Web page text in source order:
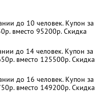
до 10 человек. Купон за
вместо 95200р. Скидка
до 14 человек. Купон за
вместо 125500р. Скидка
до 16 человек. Купон за
вместо 149200р. Скидка